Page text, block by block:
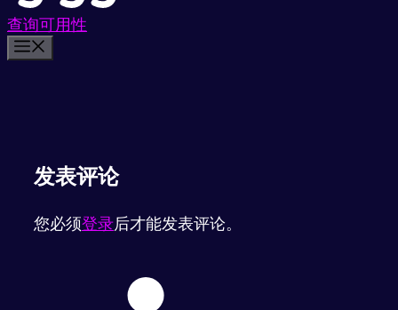
查询可用性
发表评论
您必须登录后才能发表评论。